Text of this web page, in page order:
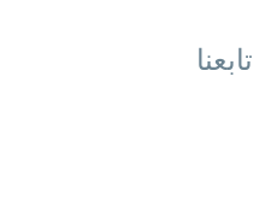
تابعنا